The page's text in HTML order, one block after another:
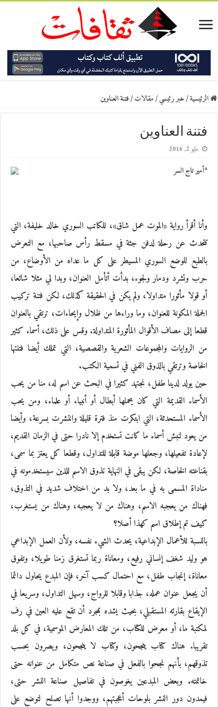
الرئيسية/خبر رئيسي/مقالات/فتنة العناوين
فتنة العناوين
مايو 2, 2016
*أمير تاج السر
وأنا أقرأ رواية «الموت عمل شاق»، للكاتب السوري خالد خليفة، التي
تتحدث عن رحلة لدفن جثة في مسقط رأس صاحبها، مع التعرض
بالطبع للوضع السوري المسيطر على كل ما عداه من الأوضاع، من
حرب وتشرد ودمار ولجوء، بدأت أتأمل العنوان، وبدا لي مثلا شائعا،
أو قولا مأثورا متداولا، ولم يكن في الحقيقة كذلك، لكن فتنة تركيب
الجملة المكونة للعنوان، وما وراءها من ظلال وإيحاءات، ترتقي بالعنوان
قطعا إلى مصاف الأقوال المأثورة المتداولة. وقس على ذلك، أسماء كثير
من الروايات والمجموعات الشعرية والقصصية، التي تملك أيضا فتنتها
الخاصة وترتقي بالذوق الفني في تسمية الكتب.
حين يولد لدينا طفل، نجتهد كثيرا في البحث عن اسم له، منا من يحب
الأسماء القديمة التي كان يحملها أبطال أو أنبياء أو علماء، ومن يحب
الأسماء المستحدثة، التي ابتكرت منذ فترة قليلة وانتشرت بسرعة، وأيضا
من يعود لنبش أسماء ما كانت تستخدم إلا نادرا حتى في الزمان القديم،
لإعادة تفعيلها، وجعلها موضة قابلة للتداول، وقطعا كل يعتز بما سمى،
بقناعته الخاصة، لكن يبقى في النهاية تذوق الاسم للذين سيستخدمونه في
مناداة المسمى به في ما بعد، ولا بد من اختلاف شديد في التذوق،
فهناك من يعجبه الاسم، وهناك من لا يعجبه، وهناك من يستغرب،
كيف تم إطلاق اسم كهذا أصلا؟
بالنسبة للأعمال الإبداعية، يحدث الشيء نفسه، ولأن العمل الإبداعي
هو وليد شغف إنساني رفيع، ومعاناة ربما تستغرق زمنا طويلا، وتفوق
معاناة، إنجاب طفل، مع احتمال كسب آخر، فإن المبدع يحاول دائما
أن يجعل عنوان عمله، جذابا وقابلا للرواج، وسهل التداول، وسريعا في
الإيقاع بقارئه المستقبلي، بحيث يشده بمجرد أن تقع عليه العين في رف
لمكتبة ما، أو معرض للكتاب، من تلك المعارض الموسمية، في كل بلد
تقريبا. هناك كتاب ينجحون، وكتاب لا ينجحون، ويصرون بحسب
تذوقهم، بأنهم نجحوا بالفعل في صناعة نص متكامل من عنوانه حتى
خاتمته. وبعض المبدعين يغوصون في تفاصيل صناعة النشر حتى،
فيمدون دور النشر بلوحات أعجبتهم، ووجدوا أنها تصلح لتوضع على